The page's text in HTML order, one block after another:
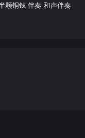
颗铜钱 伴奏 和声伴奏